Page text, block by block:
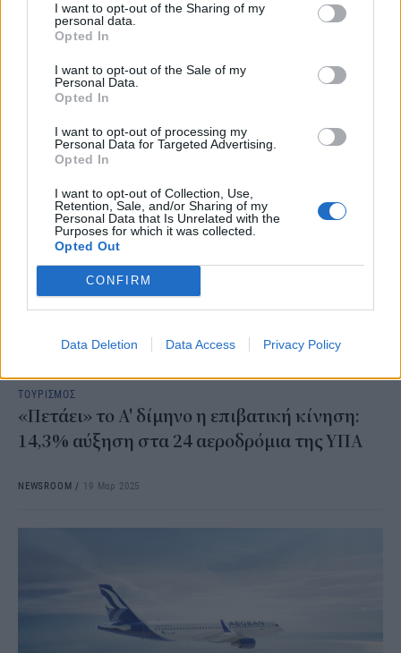
I want to opt-out of the Sharing of my
personal data.
Opted In
I want to opt-out of the Sale of my
Personal Data.
Opted In
I want to opt-out of processing my
Personal Data for Targeted Advertising.
Opted In
I want to opt-out of Collection, Use,
Retention, Sale, and/or Sharing of my
Personal Data that Is Unrelated with the
Purposes for which it was collected.
Opted Out
CONFIRM
Data Deletion Data Access Privacy Policy
ΤΟΥΡΙΣΜΟΣ
Σε ανοδική τροχιά η επιβατική κίνηση στο
τρίμηνο του 2025
NEWSROOM/07 Απρ 2025
ΤΟΥΡΙΣΜΟΣ
«Πετάει» το Α' δίμηνο η επιβατική κίνηση:
14,3% αύξηση στα 24 αεροδρόμια της ΥΠΑ
NEWSROOM / 19 Μαρ 2025